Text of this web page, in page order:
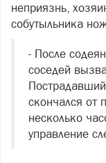
неприязнь,
собутыльника
- После
соседей
скончался от
несколько
управление